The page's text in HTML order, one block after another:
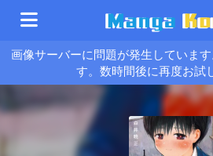
画像サーバーに問題が発生していま
す。数時間後に再度お試